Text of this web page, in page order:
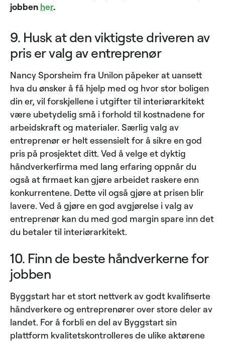
jobben her.
9. Husk at den viktigste driveren av
pris er valg av entreprenør
Nancy Sporsheim fra Unilon påpeker at uansett
hva du ønsker å få hjelp med og hvor stor boligen
din er, vil forskjellene i utgifter til interiørarkitekt
være ubetydelig små i forhold til kostnadene for
arbeidskraft og materialer. Særlig valg av
entreprenør er helt essensielt for å sikre en god
pris på prosjektet ditt. Ved å velge et dyktig
håndverkerfirma med lang erfaring oppnår du
også at firmaet kan gjøre arbeidet raskere enn
konkurrentene. Dette vil også gjøre at prisen blir
lavere. Ved å gjøre en god avgjørelse i valg av
entreprenør kan du med god margin spare inn det
du betaler til interiørarkitekt.
10. Finn de beste håndverkerne for
jobben
Byggstart har et stort nettverk av godt kvalifiserte
håndverkere og entreprenører over store deler av
landet. For å forbli en del av Byggstart sin
plattform kvalitetskontrolleres de ulike aktørene